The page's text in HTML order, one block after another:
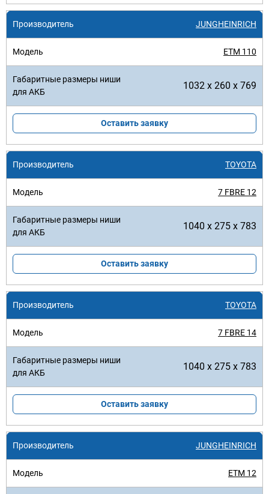
JUNGHEINRICH
ETM 110
1032 x 260 x 769
Оставить заявку
TOYOTA
7 FBRE 12
1040 x 275 x 783
Оставить заявку
TOYOTA
7 FBRE 14
1040 x 275 x 783
Оставить заявку
JUNGHEINRICH
ETM 12